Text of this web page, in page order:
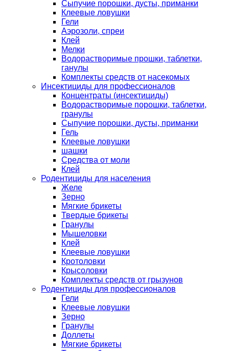
Сыпучие порошки, дусты, приманки
Клеевые ловушки
Гели
Аэрозоли, спреи
Клей
Мелки
Водорастворимые прошки, таблетки,
ганулы
Комплекты средств от насекомых
Инсектициды для профессионалов
Концентраты (инсектициды)
Водорастворимые порошки, таблетки,
гранулы
Сыпучие порошки, дусты, приманки
Гель
Клеевые ловушки
шашки
Средства от моли
Клей
Родентициды для населения
Желе
Зерно
Мягкие брикеты
Твердые брикеты
Гранулы
Мышеловки
Клей
Клеевые ловушки
Кротоловки
Крысоловки
Комплекты средств от грызунов
Родентициды для профессионалов
Гели
Клеевые ловушки
Зерно
Гранулы
Доллеты
Мягкие брикеты